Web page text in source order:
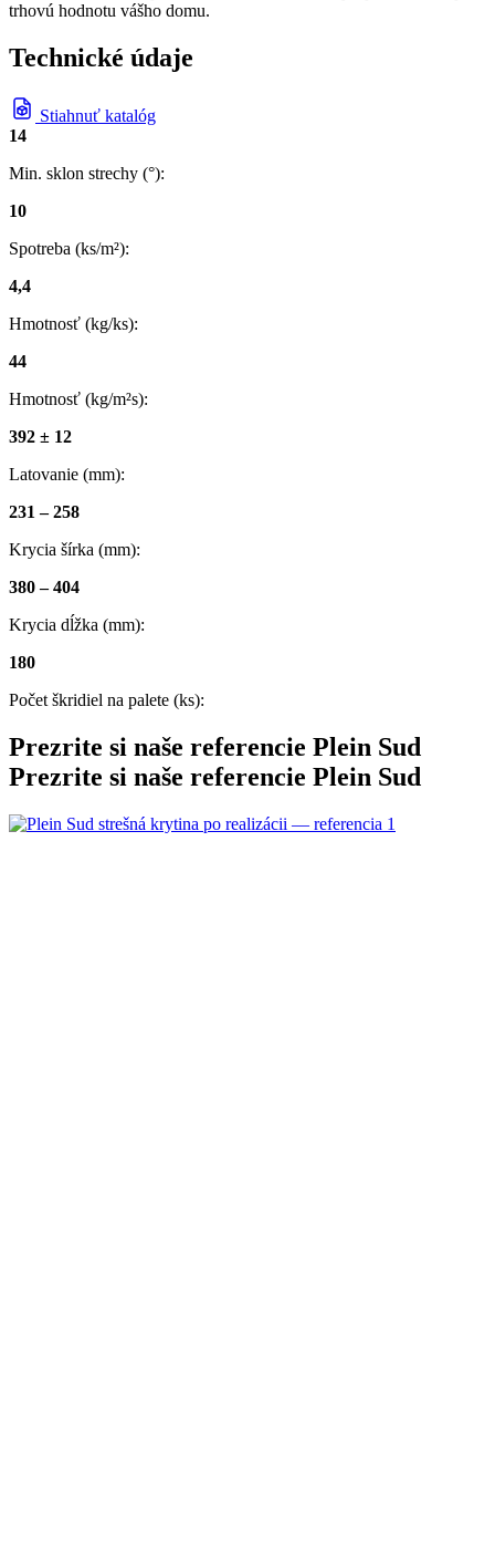
trhovú hodnotu vášho domu.
Technické údaje
Stiahnuť katalóg
14
Min. sklon strechy (°):
10
Spotreba (ks/m²):
4,4
Hmotnosť (kg/ks):
44
Hmotnosť (kg/m²s):
392 ± 12
Latovanie (mm):
231 – 258
Krycia šírka (mm):
380 – 404
Krycia dĺžka (mm):
180
Počet škridiel na palete (ks):
Prezrite si naše referencie Plein Sud
Prezrite si naše referencie Plein Sud